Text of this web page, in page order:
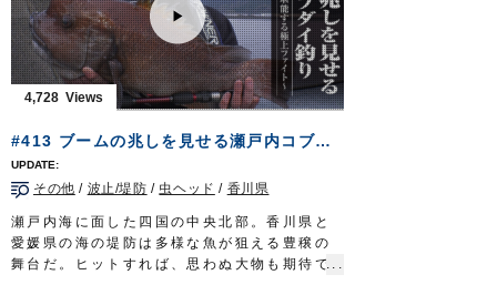
オモリ：ガン玉 6号×4個
ハリス：ナイロン 0.4号
へらダブルサルカンダルマ型 22号
エサ：アカムシ／ホソミミズ
ハリ：モロコ 2号／2.5号
OWNERMOVIE http://ownertv.jp/
オーナーばりwebsite
http://www.owner.co.jp
マブナと遊ぶのは小春友樹さん。埼玉は川越
に居を構える和竿職人だ。
経済産業省が伝統的工芸品の製作者団体とし
て認定する「江戸和竿組合」に今年加入した
三人のうちの一人が小春さん。その作品は精
っている。次代を担う和竿職人の果てなき旅
路。道は険しくとも…手堅く、歩を進めるの
みだ。
タックル
竿：和竿 6本継ぎ 8尺(2.4m)
道糸：ナイロン 1号
仕掛け：シモリ仕掛け
4,728
#413 ブームの兆しを見せる瀬戸内コブダイ釣り～四国の沖堤で堪能する極上ファイト～
その他 / 波止/堤防 / 虫ヘッド / 香川県
瀬戸内海に面した四国の中央北部。香川県と
愛媛県の海の堤防は多様な魚が狙える豊穣の
舞台だ。ヒットすれば、思わぬ大物も期待で